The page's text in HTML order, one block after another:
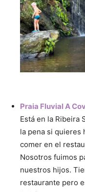
Praia Fluvial A
Está en la Ribeira
la pena si quieres
comer en el
Nosotros fuimos
nuestros hijos.
restaurante pero